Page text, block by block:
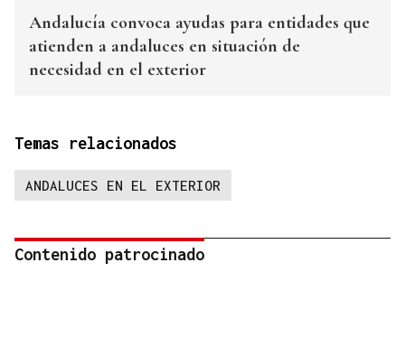
Andalucía convoca ayudas para entidades que
atienden a andaluces en situación de
necesidad en el exterior
Temas relacionados
ANDALUCES EN EL EXTERIOR
Contenido patrocinado